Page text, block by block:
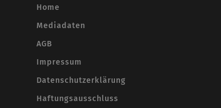
Home
Mediadaten
AGB
Impressum
Datenschutzerklärung
Haftungsausschluss